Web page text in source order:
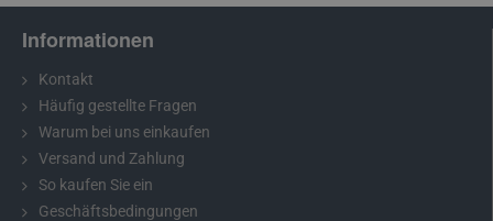
Informationen
Kontakt
Häufig gestellte Fragen
Warum bei uns einkaufen
Versand und Zahlung
So kaufen Sie ein
Geschäftsbedingungen